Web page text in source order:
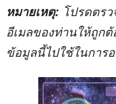
หมายเหตุ: โปรดตร
อีเมลของท่านให้ถูกต้
ข้อมูลนี้ไปใช้ในการ